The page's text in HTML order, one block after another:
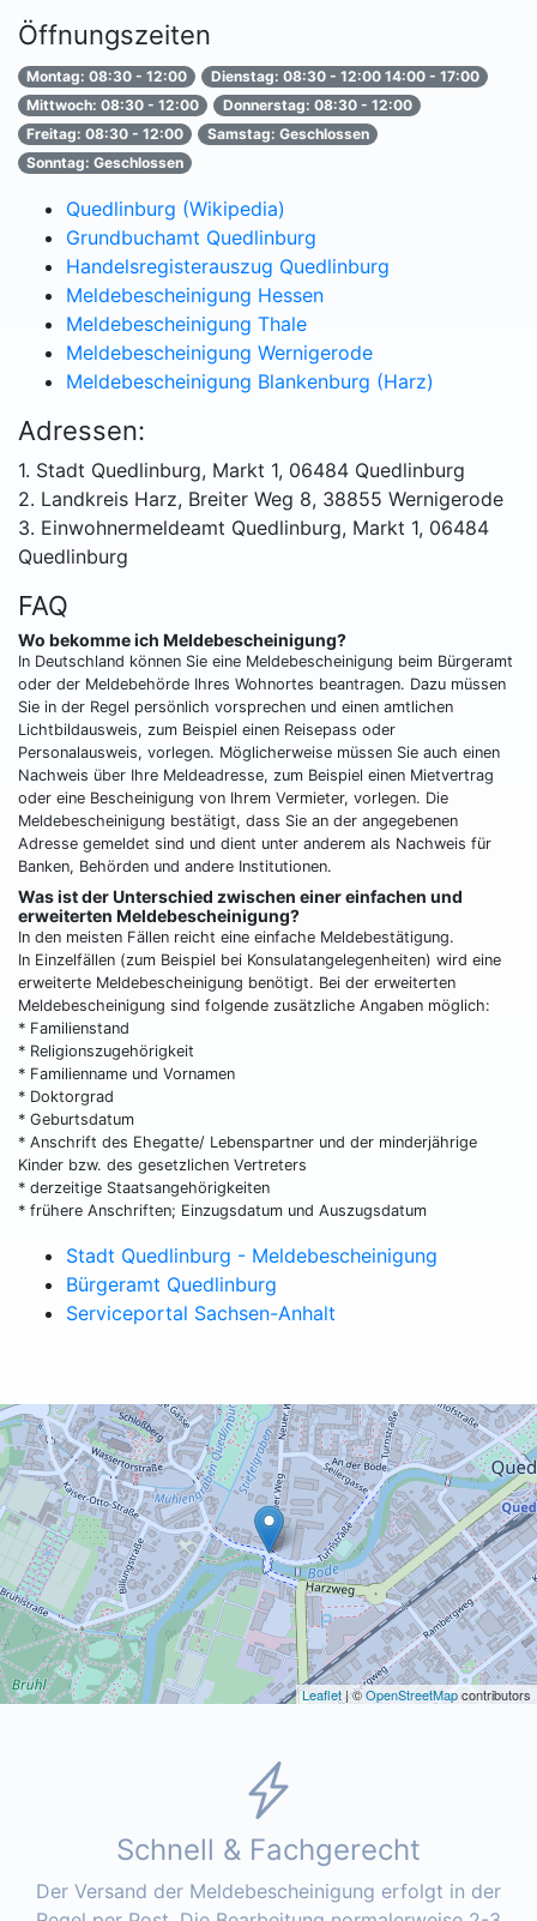
Öffnungszeiten
Montag: 08:30 - 12:00
Dienstag: 08:30 - 12:00 14:00 - 17:00
Mittwoch: 08:30 - 12:00
Donnerstag: 08:30 - 12:00
Freitag: 08:30 - 12:00
Samstag: Geschlossen
Sonntag: Geschlossen
Quedlinburg (Wikipedia)
Grundbuchamt Quedlinburg
Handelsregisterauszug Quedlinburg
Meldebescheinigung Hessen
Meldebescheinigung Thale
Meldebescheinigung Wernigerode
Meldebescheinigung Blankenburg (Harz)
Adressen:
1. Stadt Quedlinburg, Markt 1, 06484 Quedlinburg
2. Landkreis Harz, Breiter Weg 8, 38855 Wernigerode
3. Einwohnermeldeamt Quedlinburg, Markt 1, 06484
Quedlinburg
FAQ
Wo bekomme ich Meldebescheinigung?
In Deutschland können Sie eine Meldebescheinigung beim Bürgeramt
oder der Meldebehörde Ihres Wohnortes beantragen. Dazu müssen
Sie in der Regel persönlich vorsprechen und einen amtlichen
Lichtbildausweis, zum Beispiel einen Reisepass oder
Personalausweis, vorlegen. Möglicherweise müssen Sie auch einen
Nachweis über Ihre Meldeadresse, zum Beispiel einen Mietvertrag
oder eine Bescheinigung von Ihrem Vermieter, vorlegen. Die
Meldebescheinigung bestätigt, dass Sie an der angegebenen
Adresse gemeldet sind und dient unter anderem als Nachweis für
Banken, Behörden und andere Institutionen.
Was ist der Unterschied zwischen einer einfachen und
erweiterten Meldebescheinigung?
In den meisten Fällen reicht eine einfache Meldebestätigung.
In Einzelfällen (zum Beispiel bei Konsulatangelegenheiten) wird eine
erweiterte Meldebescheinigung benötigt. Bei der erweiterten
Meldebescheinigung sind folgende zusätzliche Angaben möglich:
* Familienstand
* Religionszugehörigkeit
* Familienname und Vornamen
* Doktorgrad
* Geburtsdatum
* Anschrift des Ehegatte/ Lebenspartner und der minderjährige
Kinder bzw. des gesetzlichen Vertreters
* derzeitige Staatsangehörigkeiten
* frühere Anschriften; Einzugsdatum und Auszugsdatum
Stadt Quedlinburg - Meldebescheinigung
Bürgeramt Quedlinburg
Serviceportal Sachsen-Anhalt
Leaflet| ©OpenStreetMapcontributors
Schnell & Fachgerecht
Der Versand der Meldebescheinigung erfolgt in der